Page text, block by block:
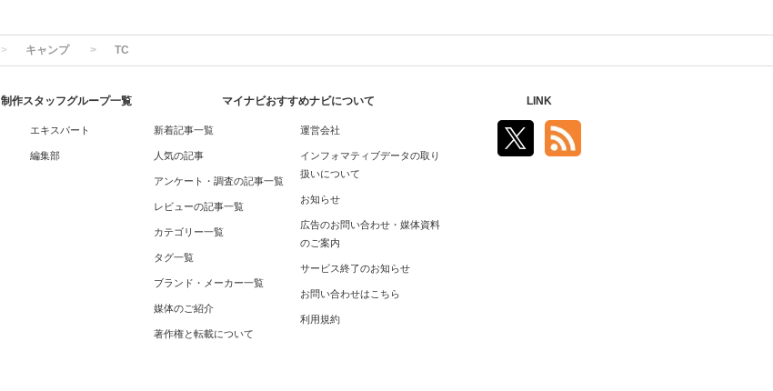
キャンプ TC
制作スタッフグループ一覧
エキスパート
編集部
マイナビおすすめナビについて
新着記事一覧
人気の記事
アンケート・調査の記事一覧
レビューの記事一覧
カテゴリー一覧
タグ一覧
ブランド・メーカー一覧
媒体のご紹介
著作権と転載について
運営会社
インフォマティブデータの取り
扱いについて
お知らせ
広告のお問い合わせ・媒体資料
のご案内
サービス終了のお知らせ
お問い合わせはこちら
利用規約
LINK